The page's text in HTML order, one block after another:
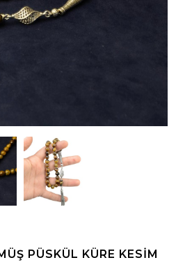
PÜSKÜL KÜRE KESIM